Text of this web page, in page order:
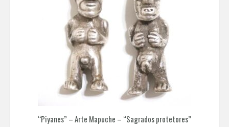
“Piyanes” – Arte Mapuche – “Sagrados protetores”